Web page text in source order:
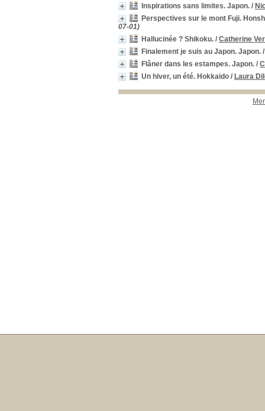
Inspirations sans limites. Japon. /
Perspectives sur le mont Fuji.
07-01)
Hallucinée ? Shikoku. / Catherine
Finalement je suis au Japon. Japon.
Flâner dans les estampes. Japon. /
Un hiver, un été. Hokkaido / Laura